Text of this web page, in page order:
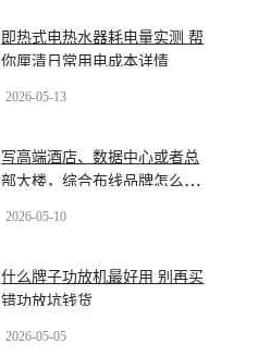
即热式电热水器耗电量实测 帮
你厘清日常用电成本详情
2026-05-13
写高端酒店、数据中心或者总
部大楼，综合布线品牌怎么
2026-05-10
什么牌子功放机最好用 别再买
错功放坑钱货
2026-05-05